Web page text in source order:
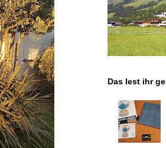
Das lest ihr